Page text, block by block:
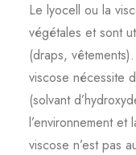
Le lyocell ou la
végétales et sont
(draps,
viscose nécessite
(solvant
l’environnement
viscose n’est pas